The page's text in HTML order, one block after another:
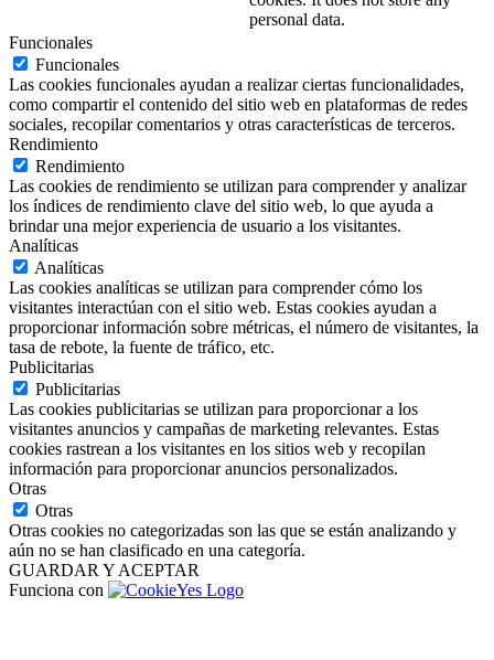
personal data.
Funcionales
Funcionales
Las cookies funcionales ayudan a realizar ciertas funcionalidades,
como compartir el contenido del sitio web en plataformas de redes
sociales, recopilar comentarios y otras características de terceros.
Rendimiento
Rendimiento
Las cookies de rendimiento se utilizan para comprender y analizar
los índices de rendimiento clave del sitio web, lo que ayuda a
brindar una mejor experiencia de usuario a los visitantes.
Analíticas
Analíticas
Las cookies analíticas se utilizan para comprender cómo los
visitantes interactúan con el sitio web. Estas cookies ayudan a
proporcionar información sobre métricas, el número de visitantes, la
tasa de rebote, la fuente de tráfico, etc.
Publicitarias
Publicitarias
Las cookies publicitarias se utilizan para proporcionar a los
visitantes anuncios y campañas de marketing relevantes. Estas
cookies rastrean a los visitantes en los sitios web y recopilan
información para proporcionar anuncios personalizados.
Otras
Otras
Otras cookies no categorizadas son las que se están analizando y
aún no se han clasificado en una categoría.
GUARDAR Y ACEPTAR
Funciona con